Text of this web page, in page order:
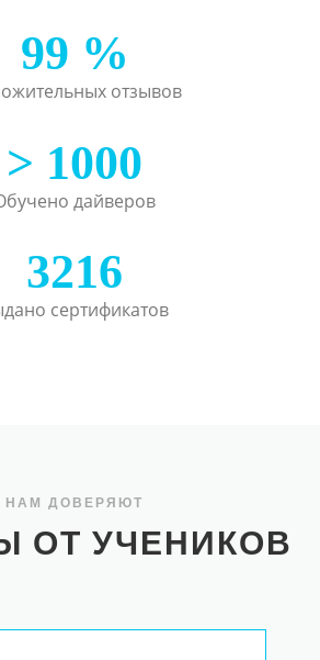
99 %
отзывов
> 1000
дайверов
3216
сертификатов
НАМ ДОВЕРЯЮТ
ОТ УЧЕНИКОВ